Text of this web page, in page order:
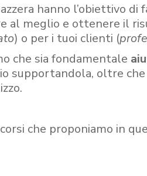
hanno l’obiettivo di
al meglio e ottenere il
) o per i tuoi clienti (
che sia fondamentale
supportandola, oltre
che proponiamo in